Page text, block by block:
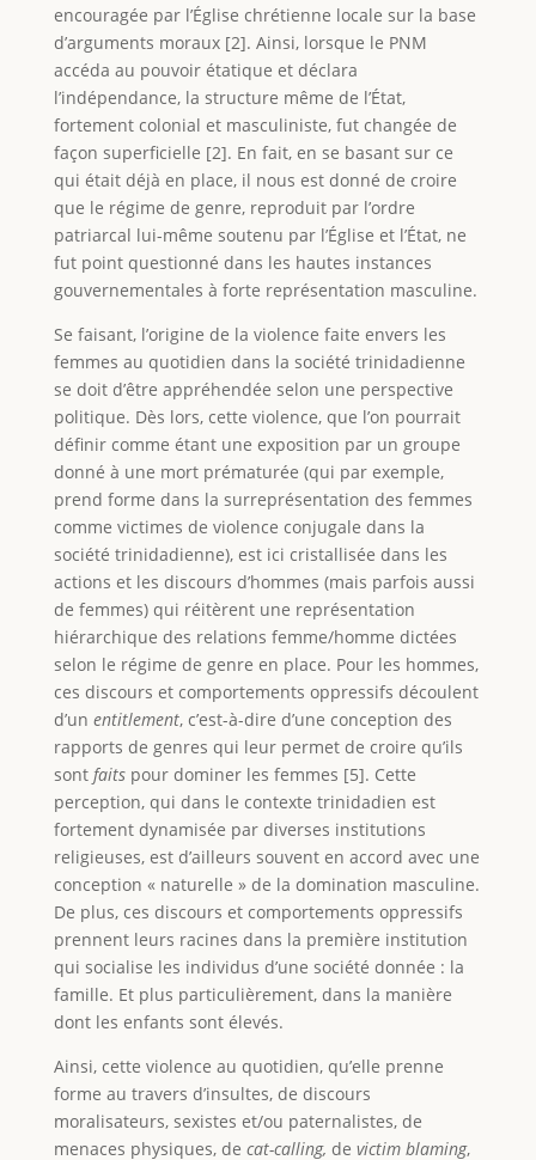
encouragée par l’Église chrétienne locale sur la base
d’arguments moraux [2]. Ainsi, lorsque le PNM
accéda au pouvoir étatique et déclara
l’indépendance, la structure même de l’État,
fortement colonial et masculiniste, fut changée de
façon superficielle [2]. En fait, en se basant sur ce
qui était déjà en place, il nous est donné de croire
que le régime de genre, reproduit par l’ordre
patriarcal lui-même soutenu par l’Église et l’État, ne
fut point questionné dans les hautes instances
gouvernementales à forte représentation masculine.
Se faisant, l’origine de la violence faite envers les
femmes au quotidien dans la société trinidadienne
se doit d’être appréhendée selon une perspective
politique. Dès lors, cette violence, que l’on pourrait
définir comme étant une exposition par un groupe
donné à une mort prématurée (qui par exemple,
prend forme dans la surreprésentation des femmes
comme victimes de violence conjugale dans la
société trinidadienne), est ici cristallisée dans les
actions et les discours d’hommes (mais parfois aussi
de femmes) qui réitèrent une représentation
hiérarchique des relations femme/homme dictées
selon le régime de genre en place. Pour les hommes,
ces discours et comportements oppressifs découlent
d’un entitlement, c’est-à-dire d’une conception des
rapports de genres qui leur permet de croire qu’ils
sont faitspour dominer les femmes [5]. Cette
perception, qui dans le contexte trinidadien est
fortement dynamisée par diverses institutions
religieuses, est d’ailleurs souvent en accord avec une
conception « naturelle » de la domination masculine.
De plus, ces discours et comportements oppressifs
prennent leurs racines dans la première institution
qui socialise les individus d’une société donnée : la
famille. Et plus particulièrement, dans la manière
dont les enfants sont élevés.
Ainsi, cette violence au quotidien, qu’elle prenne
forme au travers d’insultes, de discours
moralisateurs, sexistes et/ou paternalistes, de
menaces physiques, de cat-calling, de victim blaming,